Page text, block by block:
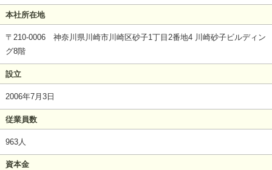
本社所在地
〒210-0006 神奈川県川崎市川崎区砂子1丁目2番地4 川崎砂子ビルディン
グ8階
設立
2006年7月3日
従業員数
963人
資本金